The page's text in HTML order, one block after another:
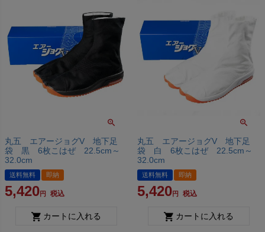
丸五 エアージョグV 地下足
袋 黒 6枚こはぜ 22.5cm～
32.0cm
送料無料 即納
5,420 税込
カートに入れる
丸五 エアージョグV 地下足
袋 白 6枚こはぜ 22.5cm～
32.0cm
送料無料 即納
5,420 税込
カートに入れる